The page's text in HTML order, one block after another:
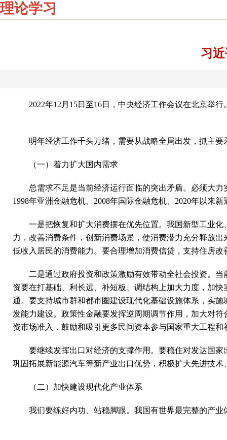
理论学习
习
2022年12月15日至16日，中央经济工作会议在北京举
明年经济工作千头万绪，需要从战略全局出发，抓主
（一）着力扩大国内需求
总需求不足是当前经济运行面临的突出矛盾。必须大
1998年亚洲金融危机、2008年国际金融危机、2020年以来
一是把恢复和扩大消费摆在优先位置。我国新型工业
力，改善消费条件，创新消费场景，使消费潜力充分释放
低收入居民的消费能力。要合理增加消费信贷，支持住房
二是通过政府投资和政策激励有效带动全社会投资。
资要在打基础、利长远、补短板、调结构上加大力度，加
通。要支持城市群和都市圈建设现代化基础设施体系，实
发能力建设。政策性金融要发挥逆周期调节作用，加大对
资市场准入，鼓励和吸引更多民间资本参与国家重大工程
要继续发挥出口对经济的支撑作用。要稳住对发达国
巩固拓展新能源汽车等新产业出口优势，积极扩大先进技
（二）加快建设现代化产业体系
我们要练好内功、站稳脚跟。我国有世界最完整的产